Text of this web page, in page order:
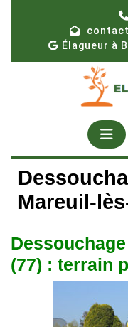
Élagueur à
Mareuil-
(77) : terrain